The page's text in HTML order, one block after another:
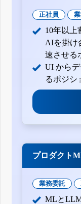
正社員
10年以上
AIを掛け
速させる
UI から
るポジシ
プロダクト
業務委託
MLと